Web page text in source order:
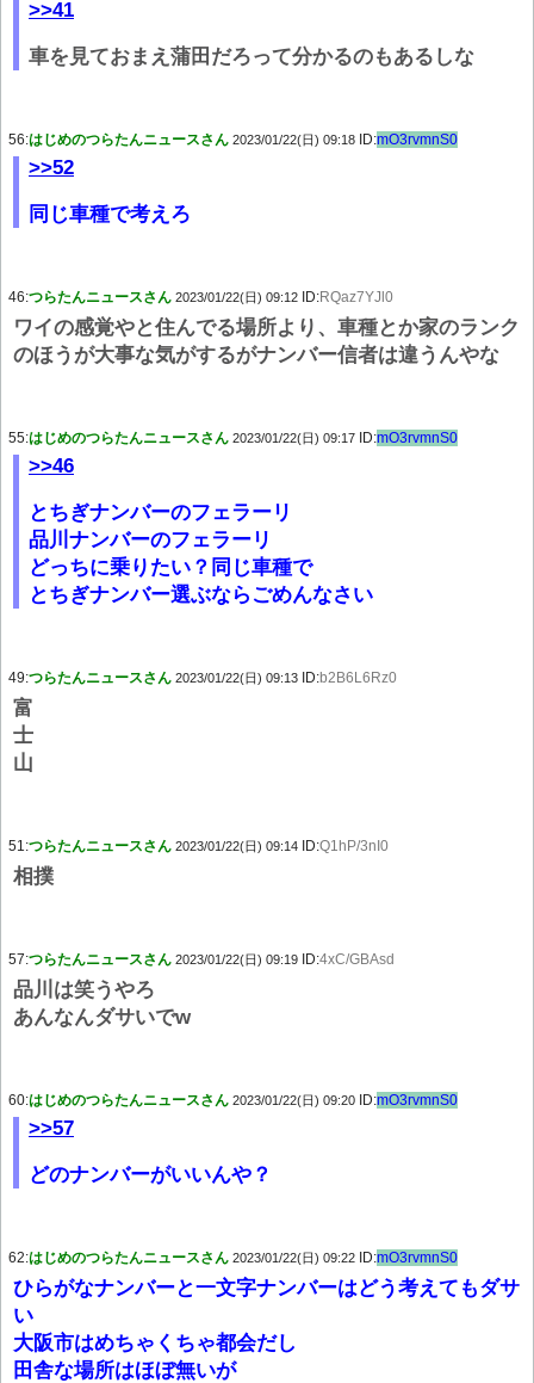
>>41
車を見ておまえ蒲田だろって分かるのもあるしな
56:はじめのつらたんニュースさん 2023/01/22(日) 09:18 ID:mO3rvmnS0
>>52
同じ車種で考えろ
46:つらたんニュースさん 2023/01/22(日) 09:12 ID:RQaz7YJl0
ワイの感覚やと住んでる場所より、車種とか家のランク
のほうが大事な気がするがナンバー信者は違うんやな
55:はじめのつらたんニュースさん 2023/01/22(日) 09:17 ID:mO3rvmnS0
>>46
とちぎナンバーのフェラーリ
品川ナンバーのフェラーリ
どっちに乗りたい？同じ車種で
とちぎナンバー選ぶならごめんなさい
49:つらたんニュースさん 2023/01/22(日) 09:13 ID:b2B6L6Rz0
富
士
山
51:つらたんニュースさん 2023/01/22(日) 09:14 ID:Q1hP/3nI0
相撲
57:つらたんニュースさん 2023/01/22(日) 09:19 ID:4xC/GBAsd
品川は笑うやろ
あんなんダサいでw
60:はじめのつらたんニュースさん 2023/01/22(日) 09:20 ID:mO3rvmnS0
>>57
どのナンバーがいいんや？
62:はじめのつらたんニュースさん 2023/01/22(日) 09:22 ID:mO3rvmnS0
ひらがなナンバーと一文字ナンバーはどう考えてもダサ
い
大阪市はめちゃくちゃ都会だし
田舎な場所はほぼ無いが